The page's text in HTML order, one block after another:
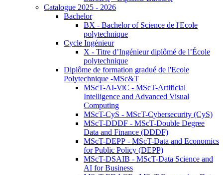
Catalogue 2025 - 2026
Bachelor
BX - Bachelor of Science de l'Ecole
polytechnique
Cycle Ingénieur
X - Titre d’Ingénieur diplômé de l’École
polytechnique
Diplôme de formation gradué de l'Ecole
Polytechnique -MSc&T
MScT-AI-ViC - MScT-Artificial
Intelligence and Advanced Visual
Computing
MScT-CyS - MScT-Cybersecurity (CyS)
MScT-DDDF - MScT-Double Degree
Data and Finance (DDDF)
MScT-DEPP - MScT-Data and Economics
for Public Policy (DEPP)
MScT-DSAIB - MScT-Data Science and
AI for Business